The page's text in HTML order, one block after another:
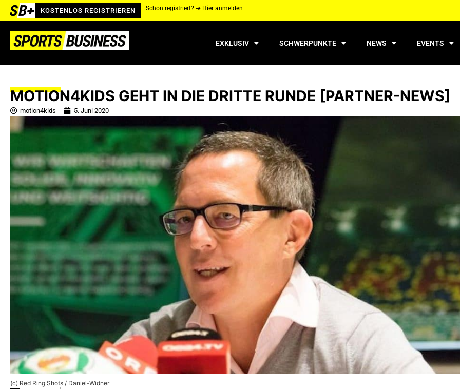
KOSTENLOS REGISTRIEREN Schon registriert? ➔ Hier anmelden
EXKLUSIV SCHWERPUNKTE NEWS EVENTS
MOTION4KIDS GEHT IN DIE DRITTE RUNDE [PARTNER-NEWS]
motion4kids 5. Juni 2020
(c) Red Ring Shots / Daniel-Widner